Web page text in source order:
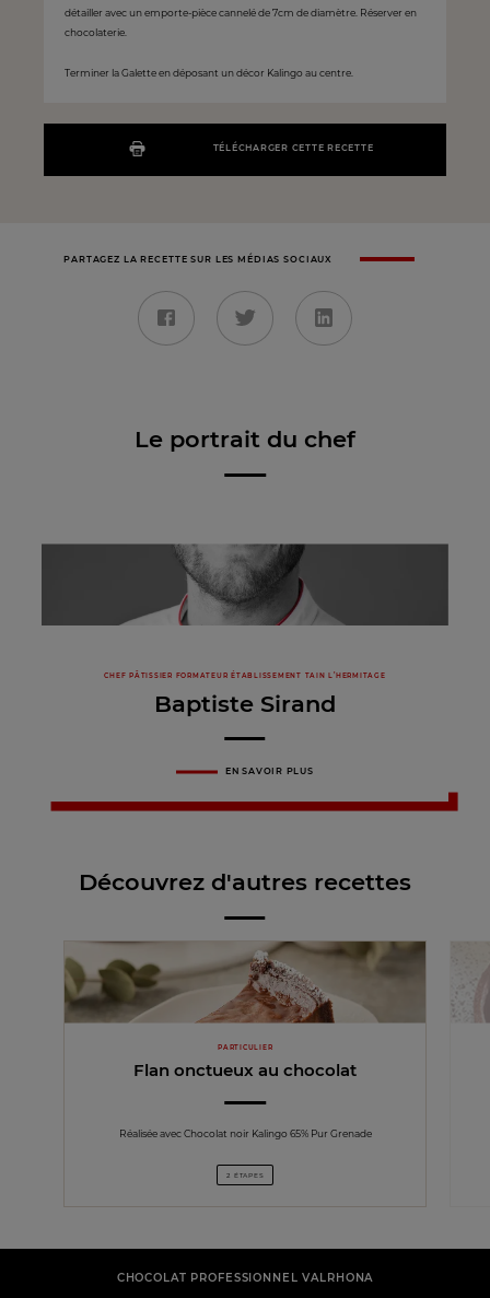
TÉLÉCHARGER CETTE RECETTE
détailler avec un emporte-pièce cannelé de 7cm de diamètre. Réserver en
chocolaterie.
Terminer la Galette en déposant un décor Kalingo au centre.
PARTAGEZ LA RECETTE SUR LES MÉDIAS SOCIAUX
Le portrait du chef
CHEF PÂTISSIER FORMATEUR ÉTABLISSEMENT TAIN L’HERMITAGE
Baptiste Sirand
EN SAVOIR PLUS
Découvrez d'autres recettes
PARTICULIER
Flan onctueux au chocolat
Réalisée avec Chocolat noir Kalingo 65% Pur Grenade
2 ÉTAPES
CHOCOLAT PROFESSIONNEL VALRHONA